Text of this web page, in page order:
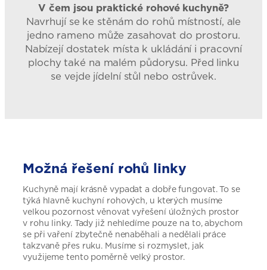
V čem jsou praktické rohové kuchyně?
Navrhují se ke stěnám do rohů místností, ale
jedno rameno může zasahovat do prostoru.
Nabízejí dostatek místa k ukládání i pracovní
plochy také na malém půdorysu. Před linku
se vejde jídelní stůl nebo ostrůvek.
Možná řešení rohů linky
Kuchyně mají krásně vypadat a dobře fungovat. To se
týká hlavně kuchyní rohových, u kterých musíme
velkou pozornost věnovat vyřešení úložných prostor
v rohu linky. Tady již nehledíme pouze na to, abychom
se při vaření zbytečně nenaběhali a nedělali práce
takzvaně přes ruku. Musíme si rozmyslet, jak
využijeme tento poměrně velký prostor.